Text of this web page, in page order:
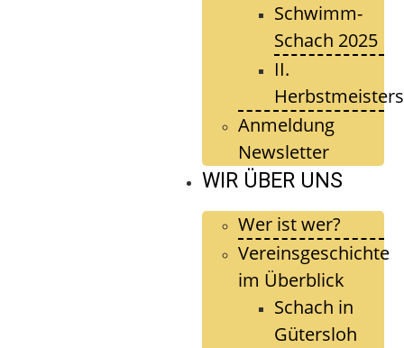
Schwimm-
Schach 2025
II.
Anmeldung
Newsletter
WIR ÜBER UNS
Wer ist wer?
Vereinsgeschichte
im Überblick
Schach in
Gütersloh